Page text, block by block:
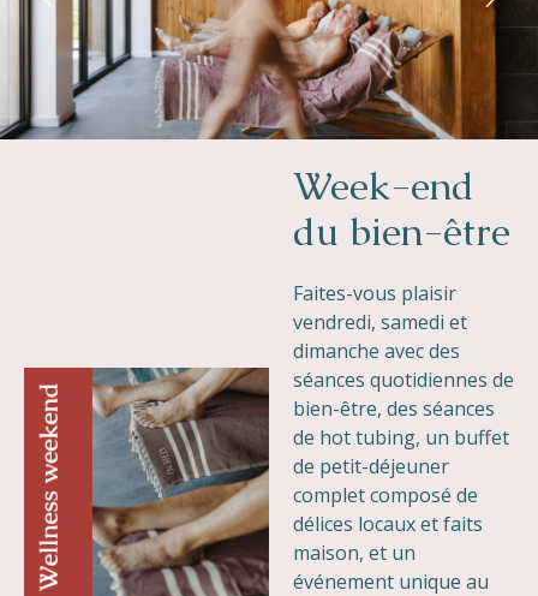
Week-end
du bien-être
Faites-vous plaisir
vendredi, samedi et
dimanche avec des
séances quotidiennes de
bien-être, des séances
de hot tubing, un buffet
de petit-déjeuner
complet composé de
délices locaux et faits
maison, et un
événement unique au